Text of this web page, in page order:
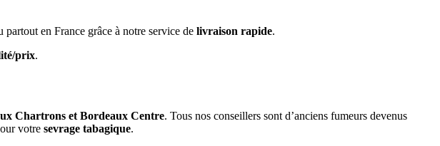
en France grâce à notre service de livraison rapide.
prix.
Chartrons et Bordeaux Centre. Tous nos conseillers sont d’anciens fumeurs devenus
votre sevrage tabagique.